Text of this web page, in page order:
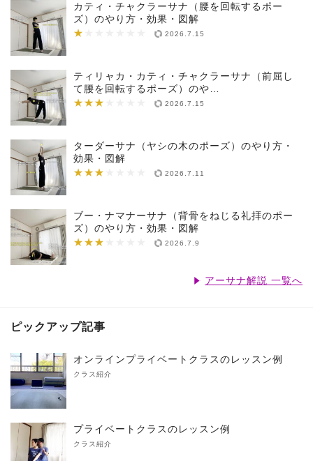
カティ・チャクラーサナ（腰を回転するポー
ズ）のやり方・効果・図解
★
★★★★★★★ 2026.7.15
ティリャカ・カティ・チャクラーサナ（前屈し
て腰を回転するポーズ）のや…
★★★
★★★★★★★ 2026.7.15
ターダーサナ（ヤシの木のポーズ）のやり方・
効果・図解
★★★
★★★★★★★ 2026.7.11
ブー・ナマナーサナ（背骨をねじる礼拝のポー
ズ）のやり方・効果・図解
★★★
★★★★★★★ 2026.7.9
アーサナ解説 一覧へ
ピックアップ記事
オンラインプライベートクラスのレッスン例
クラス紹介
プライベートクラスのレッスン例
クラス紹介